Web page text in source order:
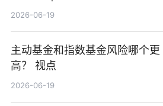
2026-06-19
主动基金和指数基金风险哪个更
高？ 视点
2026-06-19